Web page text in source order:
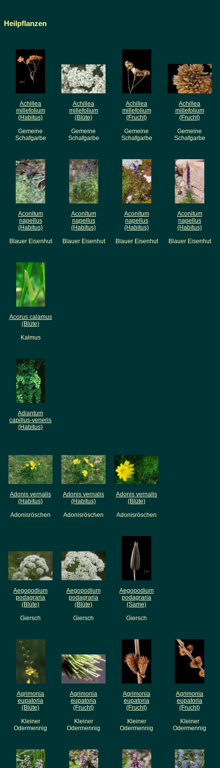
Heilpflanzen
Achillea
millefolium
(Habitus)
Gemeine
Schafgarbe
Achillea
millefolium
(Blüte)
Gemeine
Schafgarbe
Achillea
millefolium
(Frucht)
Gemeine
Schafgarbe
Achillea
millefolium
(Frucht)
Gemeine
Schafgarbe
Aconitum
napellus
(Habitus)
Blauer Eisenhut
Aconitum
napellus
(Habitus)
Blauer Eisenhut
Aconitum
napellus
(Habitus)
Blauer Eisenhut
Aconitum
napellus
(Habitus)
Blauer Eisenhut
Acorus calamus
(Blüte)
Kalmus
Adiantum
capillus-veneris
(Habitus)
Adonis vernalis
(Habitus)
Adonisröschen
Adonis vernalis
(Habitus)
Adonisröschen
Adonis vernalis
(Blüte)
Adonisröschen
Aegopodium
podagraria
(Blüte)
Giersch
Aegopodium
podagraria
(Blüte)
Giersch
Aegopodium
podagraria
(Same)
Giersch
Agrimonia
eupatoria
(Blüte)
Kleiner
Odermennig
Agrimonia
eupatoria
(Frucht)
Kleiner
Odermennig
Agrimonia
eupatoria
(Frucht)
Kleiner
Odermennig
Agrimonia
eupatoria
(Frucht)
Kleiner
Odermennig